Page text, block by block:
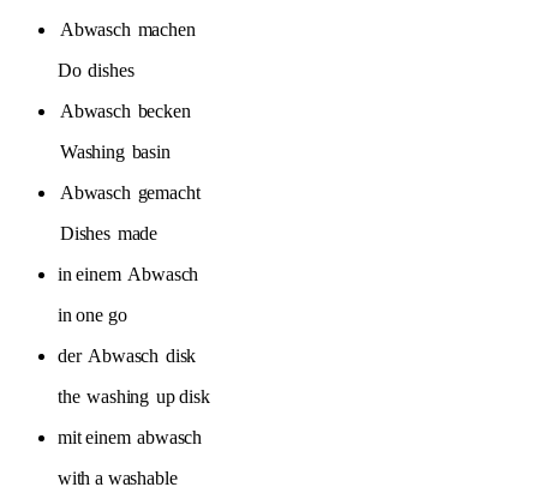
Abwasch machen
Do dishes
Abwasch becken
Washing basin
Abwasch gemacht
Dishes made
in einem Abwasch
in one go
der Abwasch disk
the washing up disk
mit einem abwasch
with a washable